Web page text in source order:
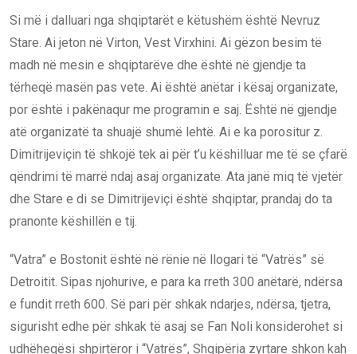
Si më i dalluari nga shqiptarët e këtushëm është Nevruz
Stare. Ai jeton në Virton, Vest Virxhini. Ai gëzon besim të
madh në mesin e shqiptarëve dhe është në gjendje ta
tërheqë masën pas vete. Ai është anëtar i kësaj organizate,
por është i pakënaqur me programin e saj. Është në gjendje
atë organizatë ta shuajë shumë lehtë. Ai e ka porositur z.
Dimitrijeviçin të shkojë tek ai për t’u këshilluar me të se çfarë
qëndrimi të marrë ndaj asaj organizate. Ata janë miq të vjetër
dhe Stare e di se Dimitrijeviçi është shqiptar, prandaj do ta
pranonte këshillën e tij.
“Vatra” e Bostonit është në rënie në llogari të “Vatrës” së
Detroitit. Sipas njohurive, e para ka rreth 300 anëtarë, ndërsa
e fundit rreth 600. Së pari për shkak ndarjes, ndërsa, tjetra,
sigurisht edhe për shkak të asaj se Fan Noli konsiderohet si
udhëheqësi shpirtëror i “Vatrës”, Shqipëria zyrtare shkon kah